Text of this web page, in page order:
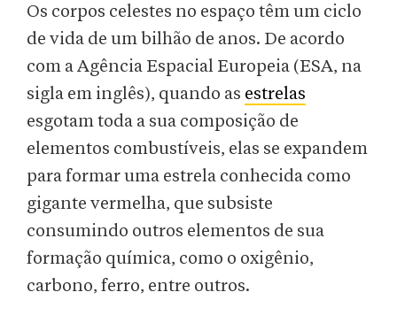
Os corpos celestes no espaço têm um ciclo
de vida de um bilhão de anos. De acordo
com a Agência Espacial Europeia (ESA, na
sigla em inglês), quando as estrelas
esgotam toda a sua composição de
elementos combustíveis, elas se expandem
para formar uma estrela conhecida como
gigante vermelha, que subsiste
consumindo outros elementos de sua
formação química, como o oxigênio,
carbono, ferro, entre outros.